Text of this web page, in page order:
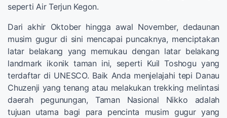
seperti Air Terjun Kegon.
Dari akhir Oktober hingga awal November, dedaunan
musim gugur di sini mencapai puncaknya, menciptakan
latar belakang yang memukau dengan latar belakang
landmark ikonik taman ini, seperti Kuil Toshogu yang
terdaftar di UNESCO. Baik Anda menjelajahi tepi Danau
Chuzenji yang tenang atau melakukan trekking melintasi
daerah pegunungan, Taman Nasional Nikko adalah
tujuan utama bagi para pencinta musim gugur yang